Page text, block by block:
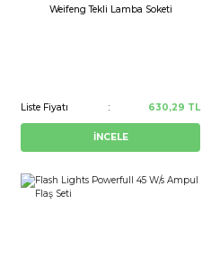
Weifeng Tekli Lamba Soketi
Liste Fiyatı 630,29 TL
İNCELE